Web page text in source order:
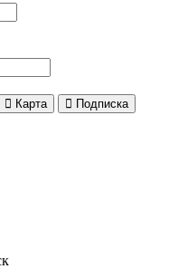
Карта Подписка